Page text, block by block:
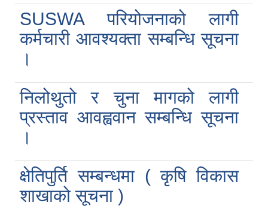
SUSWA परियोजनाको लागी
कर्मचारी आवश्यक्ता सम्बन्धि सूचना
।
निलोथुतो र चुना मागको लागी
प्रस्ताव आवह्ववान सम्बन्धि सूचना
।
क्षेतिपुर्ति सम्बन्धमा ( कृषि विकास
शाखाको सूचना )